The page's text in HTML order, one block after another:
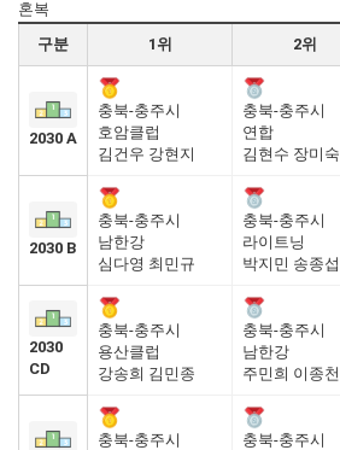
혼복
구분
1위 2위
2030 A
충북-충주시
호암클럽
김건우 강현지
충북-충주시
연합
김현수 장미숙
2030 B
충북-충주시
남한강
심다영 최민규
충북-충주시
라이트닝
박지민 송종섭
2030
CD
충북-충주시
용산클럽
강송희 김민종
충북-충주시
남한강
주민희 이종천
충북-충주시
충북-충주시